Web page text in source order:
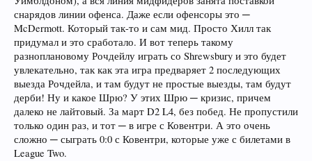
снарядов линии офенса. Даже если офенсоры это ─
McDermott. Который так-то и сам мид. Просто Хилл так
придумал и это сработало. И вот теперь такому
разноплановому Рочдейлу играть со Shrewsbury и это будет
увлекательно, так как эта игра предваряет 2 последующих
выезда Рочдейла, и там будут не простые выезды, там будут
дерби! Ну и какое Шрю? У этих Шрю ─ кризис, причем
далеко не лайтовый. За март D2 L4, без побед. Не пропустили
только один раз, и тот ─ в игре с Ковентри. А это очень
сложно ─ сыграть 0:0 с Ковентри, которые уже с билетами в
League Two.